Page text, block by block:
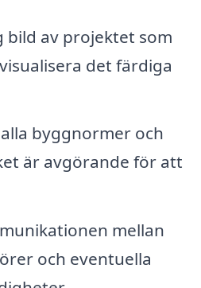
bild av projektet som
det färdiga
byggnormer och
är avgörande för att
mellan
och eventuella